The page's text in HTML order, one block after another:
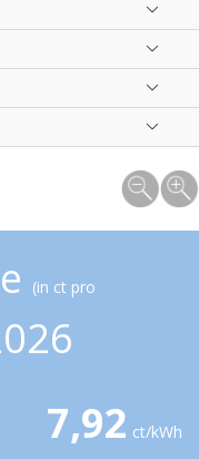
(in ct pro
7,92 ct/kWh